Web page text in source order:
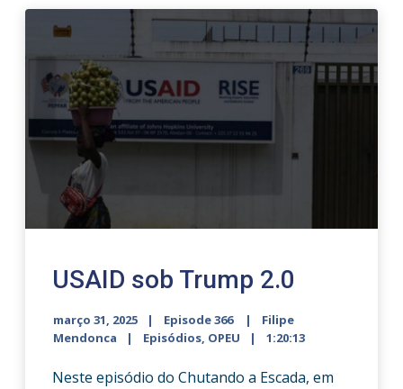
USAID sob Trump 2.0
março 31, 2025 Episode 366
Filipe
Mendonca
Episódios, OPEU 1:20:13
Neste episódio do Chutando a Escada, em